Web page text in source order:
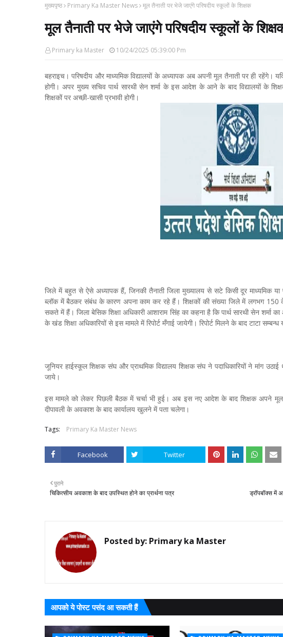
मुख्यपृष्ठ Primary Ka Master News मूल तैनाती पर भेजे जाएंगे परिषदीय स्कूलों के शिक्षक
मूल तैनाती पर भेजे जाएंगे परिषदीय स्कूलों के
Primary ka Master 10/24/2025 05:39:00 Pm
बहराइच। परिषदीय और माध्यमिक विद्यालयों के अध्यापक अब अपनी मूल तैनाती पर ही रहेंगे।
होगी। अपर मुख्य सचिव पार्थ सारथी सेन शर्मा के इस आदेश के आने के बाद विद्यालयों के
शिक्षकों पर अच्छी-खासी प्रभावी होगी।
जिले में बहुत से ऐसे अध्यापक हैं, जिनकी तैनाती जिला मुख्यालय से सटे किसी दूर माध्यमिक या
ब्लॉक में बैठकर संबंध के कारण अपना काम कर रहे हैं। शिक्षकों की संख्या जिले में लगभग
सकते में हैं। जिला बेसिक शिक्षा अधिकारी आशाराम सिंह का कहना है कि पार्थ सारथी सेन
के खंड शिक्षा अधिकारियों से इस मामले में रिपोर्ट मँगाई जायेगी। रिपोर्ट मिलने के बाद टाटा
जूनियर हाईस्कूल शिक्षक संघ और प्राथमिक विद्यालय शिक्षक संघ ने पदाधिकारियों ने मांग
जाये।
इस मामले को लेकर पिछली बैठक में चर्चा भी हुई। अब इस नए आदेश के बाद शिक्षक अपने मूल
दीपावली के अवकाश के बाद कार्यालय खुलने में पता चलेगा।
Tags: Primary Ka Master News
Facebook Twitter
ड्रॉपबॉक्स में
पुराने
चिकित्सीय अवकाश के बाद उपस्थित होने का प्रार्थना पत्र
Posted by: Primary ka Master
आपको ये पोस्ट पसंद आ सकती हैं